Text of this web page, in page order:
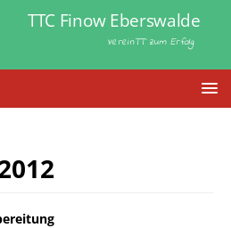
VereinTT zum Erfolg
TTC Finow Eberswalde